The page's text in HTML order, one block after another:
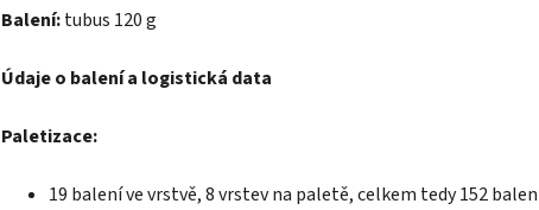
Balení:tubus 120 g
Údaje o balení a logistická data
Paletizace:
19 balení ve vrstvě, 8 vrstev na paletě, celkem tedy 152